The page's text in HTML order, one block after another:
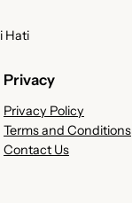
Hati
Privacy
Privacy Policy
Terms and Conditions
Contact Us